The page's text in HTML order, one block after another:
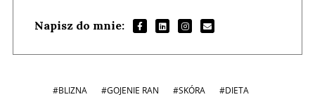
Napisz do mnie:
#BLIZNA #GOJENIE RAN #SKÓRA #DIETA